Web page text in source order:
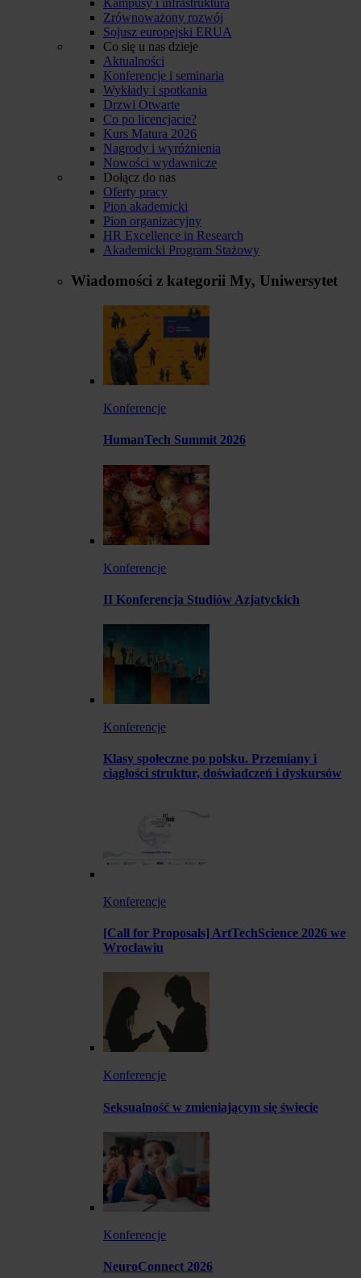
Zrównoważony rozwój
Sojusz europejski ERUA
Co się u nas dzieje
Aktualności
Konferencje i seminaria
Wykłady i spotkania
Drzwi Otwarte
Co po licencjacie?
Kurs Matura 2026
Nagrody i wyróżnienia
Nowości wydawnicze
Dołącz do nas
Oferty pracy
Pion akademicki
Pion organizacyjny
HR Excellence in Research
Akademicki Program Stażowy
Wiadomości z kategorii My, Uniwersytet
Konferencje
HumanTech Summit 2026
Konferencje
II Konferencja Studiów Azjatyckich
Konferencje
Klasy społeczne po polsku. Przemiany i
ciągłości struktur, doświadczeń i dyskursów
Konferencje
[Call for Proposals] ArtTechScience 2026 we
Wrocławiu
Konferencje
Seksualność w zmieniającym się świecie
Konferencje
NeuroConnect 2026